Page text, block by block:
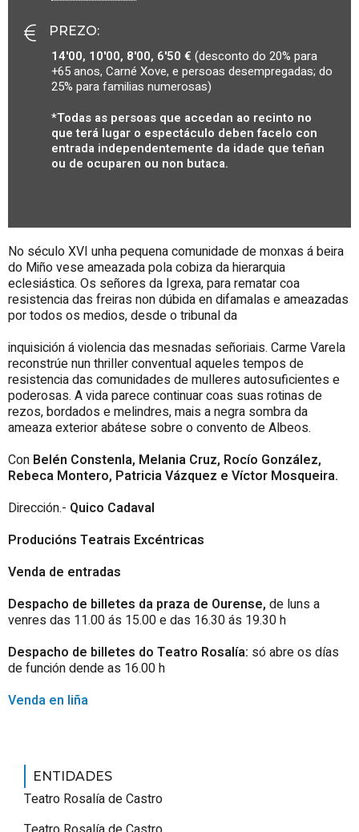
PREZO:
14'00, 10'00, 8'00, 6'50 € (desconto do 20% para
+65 anos, Carné Xove, e persoas desempregadas; do
25% para familias numerosas)
*Todas as persoas que accedan ao recinto no
que terá lugar o espectáculo deben facelo con
entrada independentemente da idade que teñan
ou de ocuparen ou non butaca.
No século XVI unha pequena comunidade de monxas á beira
do Miño vese ameazada pola cobiza da hierarquia
eclesiástica. Os señores da Igrexa, para rematar coa
resistencia das freiras non dúbida en difamalas e ameazadas
por todos os medios, desde o tribunal da
inquisición á violencia das mesnadas señoriais. Carme Varela
reconstrúe nun thriller conventual aqueles tempos de
resistencia das comunidades de mulleres autosuficientes e
poderosas. A vida parece continuar coas suas rotinas de
rezos, bordados e melindres, mais anegra sombra da
ameaza exterior abátese sobre o convento de Albeos.
Con Belén Constenla, Melania Cruz, Rocío González,
Rebeca Montero, PatriciaVázquez e Víctor Mosqueira.
Dirección.- Quico Cadaval
Producións Teatrais Excéntricas
Venda de entradas
Despacho de billetes da praza de Ourense, de luns a
venres das 11.00 ás 15.00 e das 16.30 ás 19.30 h
Despacho de billetes do Teatro Rosalía: só abre os días
de función dende as 16.00 h
Venda en liña
ENTIDADES
Teatro Rosalía de Castro